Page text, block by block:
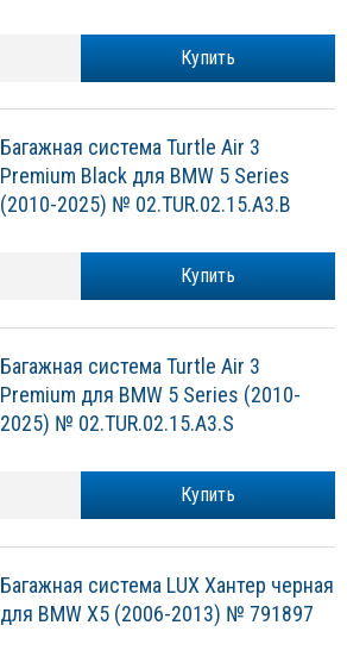
Купить
Багажная система Turtle Air 3
Premium Black для BMW 5 Series
(2010-2025) № 02.TUR.02.15.A3.B
Купить
Багажная система Turtle Air 3
Premium для BMW 5 Series (2010-
2025) № 02.TUR.02.15.A3.S
Купить
Багажная система LUX Хантер черная
для BMW X5 (2006-2013) № 791897